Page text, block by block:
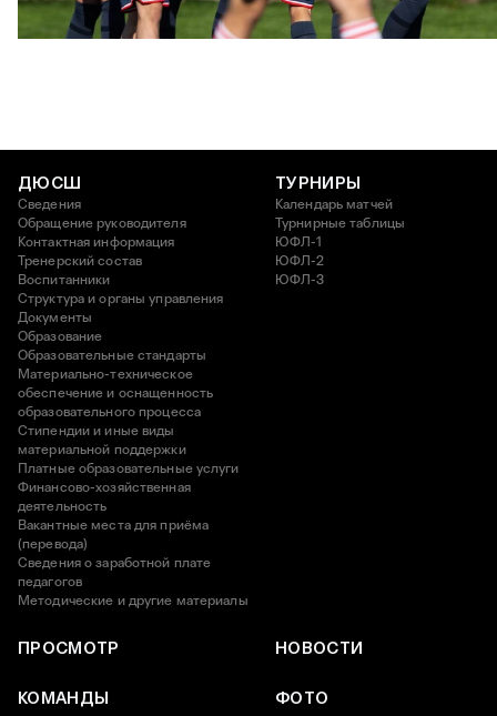
ЮФЛ: Московское дерби на «Октябре»
3 АВГУСТА 2026 14:15
ДЮСШ
Сведения
Обращение руководителя
Контактная информация
Тренерский состав
Воспитанники
Структура и органы управления
Документы
Образование
Образовательные стандарты
Материально-техническое
обеспечение и оснащенность
образовательного процесса
Стипендии и иные виды
материальной поддержки
Платные образовательные услуги
Финансово-хозяйственная
деятельность
Вакантные места для приёма
(перевода)
Сведения о заработной плате
педагогов
Методические и другие материалы
ТУРНИРЫ
Календарь матчей
Турнирные таблицы
ЮФЛ-1
ЮФЛ-2
ЮФЛ-3
ПРОСМОТР НОВОСТИ
КОМАНДЫ ФОТО